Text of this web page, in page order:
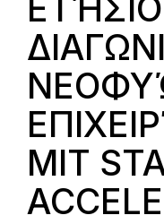
MIT